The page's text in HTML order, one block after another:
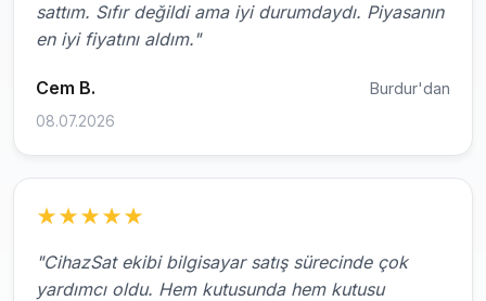
sattım. Sıfır değildi ama iyi durumdaydı. Piyasanın
en iyi fiyatını aldım."
Cem B. Burdur'dan
08.07.2026
★★★★★
"CihazSat ekibi bilgisayar satış sürecinde çok
yardımcı oldu. Hem kutusunda hem kutusu